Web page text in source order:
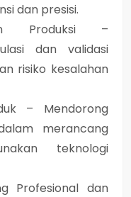
dan presisi.
Produksi –
dan validasi
risiko kesalahan
– Mendorong
merancang
teknologi
Profesional dan